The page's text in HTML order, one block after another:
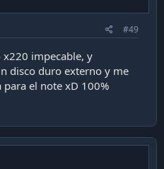
#49
impecable, y
disco duro externo y me
el note xD 100%